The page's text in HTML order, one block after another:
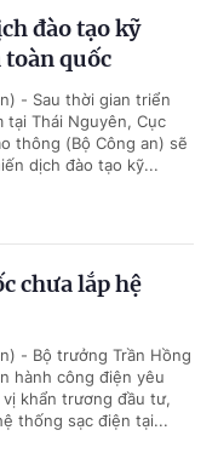
đào tạo kỹ
quốc
- Sau thời gian triển
tại Thái Nguyên, Cục
thông (Bộ Công an) sẽ
dịch đào tạo kỹ...
chưa lắp hệ
- Bộ trưởng Trần Hồng
hành công điện yêu
khẩn trương đầu tư,
thống sạc điện tại...